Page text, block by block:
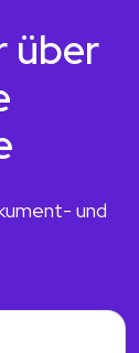
über
und